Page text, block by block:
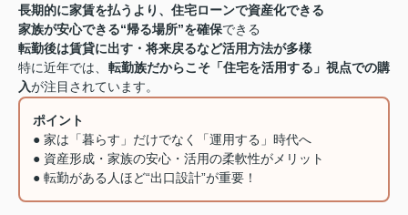
長期的に家賃を払うより、住宅ローンで資産化できる
家族が安心できる“帰る場所”を確保できる
転勤後は賃貸に出す・将来戻るなど活用方法が多様
特に近年では、 転勤族だからこそ「住宅を活用する」視点での購
入が注目されています。
ポイント
● 家は「暮らす」だけでなく「運用する」時代へ
● 資産形成・家族の安心・活用の柔軟性がメリット
● 転勤がある人ほど“出口設計”が重要！